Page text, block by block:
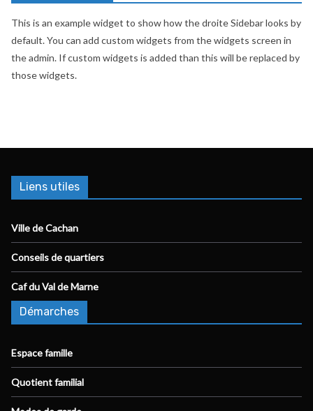
This is an example widget to show how the droite Sidebar looks by
default. You can add custom widgets from the widgets screen in
the admin. If custom widgets is added than this will be replaced by
those widgets.
Liens utiles
Ville de Cachan
Conseils de quartiers
Caf du Val de Marne
Démarches
Espace famille
Quotient familial